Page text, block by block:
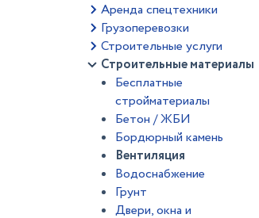
Аренда спецтехники
Грузоперевозки
Строительные услуги
Строительные материалы
Бесплатные
стройматериалы
Бетон / ЖБИ
Бордюрный камень
Вентиляция
Водоснабжение
Грунт
Двери, окна и